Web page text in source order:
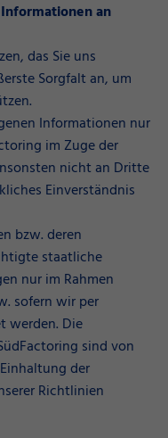
an
das Sie uns
Sorgfalt an, um
Informationen nur
im Zuge der
nicht an Dritte
Einverständnis
bzw. deren
staatliche
nur im Rahmen
sofern wir per
werden. Die
sind von
der
Richtlinien